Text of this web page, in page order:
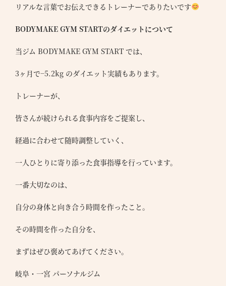
リアルな言葉でお伝えできるトレーナーでありたいです
BODYMAKE GYM STARTのダイエットについて
当ジム BODYMAKE GYM START では、
3ヶ月で−5.2kg のダイエット実績もあります。
トレーナーが、
皆さんが続けられる食事内容をご提案し、
経過に合わせて随時調整していく、
一人ひとりに寄り添った食事指導を行っています。
一番大切なのは、
自分の身体と向き合う時間を作ったこと。
その時間を作った自分を、
まずはぜひ褒めてあげてください。
岐阜・一宮 パーソナルジム